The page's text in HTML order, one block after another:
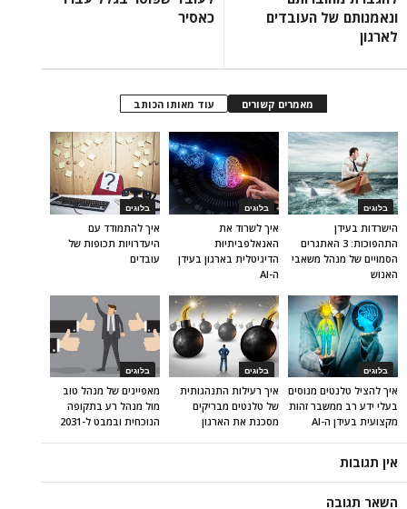
ונאמנותם של העובדים
לארגון
כאסיר
מאמרים קשורים עוד מאותו הכותב
בלוגים
איך להתמודד עם
היעדרויות תכופות של
עובדים
בלוגים
איך לשרוד את
האנאלפביתיוּת
הדיגיטלית בארגון בעידן
ה-AI
בלוגים
הישרדות בעידן
התהפוכות: 3 האתגרים
הסמויים של מנהל משאבי
האנוש
בלוגים
מאפיינים של מנהל טוב
מול מנהל רע בתקופה
הנוכחית ובמבט ל-2031
בלוגים
איך רעילות התנהגותית
של טלנטים מבריקים
מסכנת את הארגון
בלוגים
איך להציל טלנטים מנוסים
בעלי ידע רב ממשבר זהות
מקצועית בעידן ה-AI
אין תגובות
השאר תגובה